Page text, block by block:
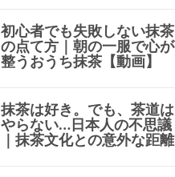
初心者でも失敗しない抹茶
の点て方｜朝の一服で心が
整うおうち抹茶【動画】
抹茶は好き。でも、茶道は
やらない…日本人の不思議
｜抹茶文化との意外な距離